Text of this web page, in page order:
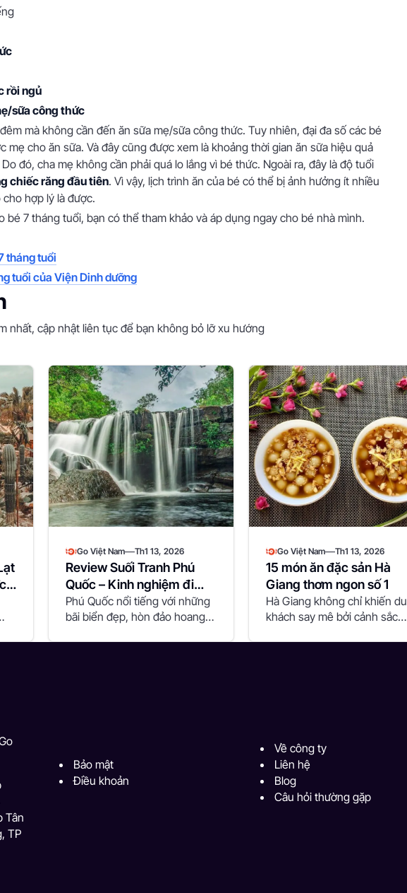
rồi ngủ
sữa công thức
mà không cần đến ăn sữa mẹ/sữa công thức. Tuy nhiên, đại đa số các bé
mẹ cho ăn sữa. Và đây cũng được xem là khoảng thời gian ăn sữa hiệu quả
đó, cha mẹ không cần phải quá lo lắng vì bé thức. Ngoài ra, đây là độ tuổi
chiếc răng đầu tiên. Vì vậy, lịch trình ăn của bé có thể bị ảnh hưởng ít nhiều
hợp lý là được.
bé 7 tháng tuổi, bạn có thể tham khảo và áp dụng ngay cho bé nhà mình.
tháng tuổi
tuổi của Viện Dinh dưỡng
nhất, cập nhật liên tục để bạn không bỏ lỡ xu hướng
Go Việt Nam—Th1 13, 2026
Review Suối Tranh Phú
Quốc – Kinh nghiệm đi
chơi khu du lịch Suối Tranh
Phú Quốc nổi tiếng với những
bãi biển đẹp, hòn đảo hoang
Go Việt Nam—Th1 13, 2026
15 món ăn đặc sản Hà
Giang thơm ngon số 1
Hà Giang không chỉ khiến du
khách say mê bởi cảnh sắc
Tân
TP
Bảo mật
Điều khoản
Về công ty
Liên hệ
Blog
Câu hỏi thường gặp